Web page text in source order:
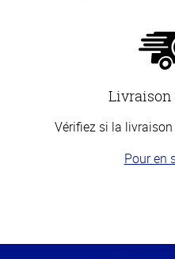
Livraison
Vérifiez si la
Pour en
de la